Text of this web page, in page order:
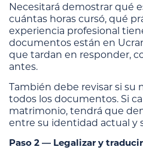
Necesitará demostrar qué
cuántas horas cursó, qué
experiencia profesional
documentos están en
que tardan en responder,
antes.
También debe revisar si su
todos los documentos. Si
matrimonio, tendrá que
entre su identidad actual y
Paso 2 — Legalizar y